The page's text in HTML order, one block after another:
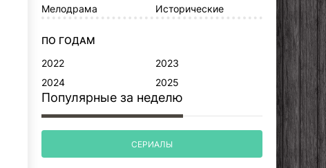
Мелодрама
Исторические
ПО ГОДАМ
2022
2023
2024
2025
Популярные за неделю
СЕРИАЛЫ